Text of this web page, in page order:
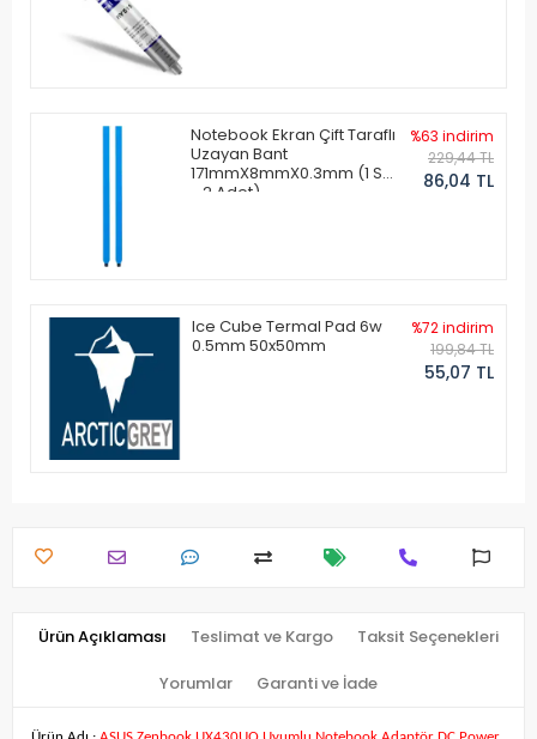
Notebook Ekran Çift Taraflı
Uzayan Bant
171mmX8mmX0.3mm (1 Set
- 2 Adet)
%63 indirim
229,44 TL
86,04 TL
Ice Cube Termal Pad 6w
0.5mm 50x50mm
%72 indirim
199,84 TL
55,07 TL
Ürün Açıklaması Teslimat ve Kargo Taksit Seçenekleri
Yorumlar Garanti ve İade